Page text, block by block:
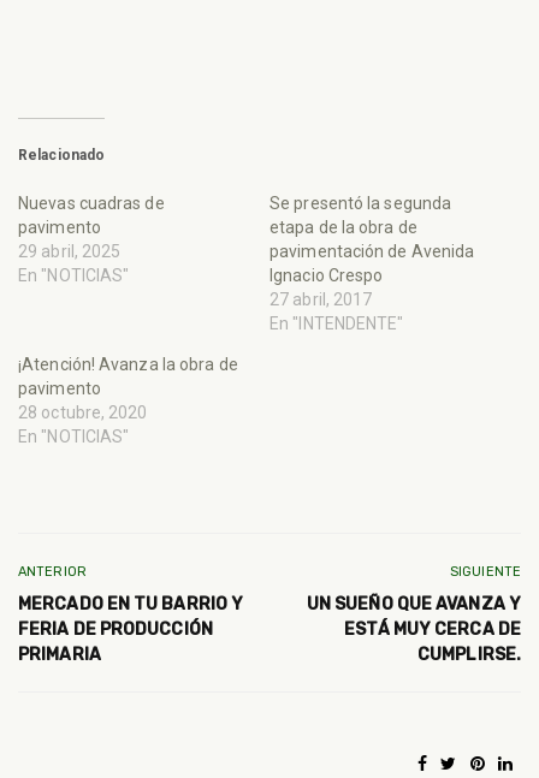
Relacionado
Nuevas cuadras de
pavimento
29 abril, 2025
En "NOTICIAS"
Se presentó la segunda
etapa de la obra de
pavimentación de Avenida
Ignacio Crespo
27 abril, 2017
En "INTENDENTE"
¡Atención! Avanza la obra de
pavimento
28 octubre, 2020
En "NOTICIAS"
ANTERIOR
MERCADO EN TU BARRIO Y
FERIA DE PRODUCCIÓN
PRIMARIA
SIGUIENTE
UN SUEÑO QUE AVANZA Y
ESTÁ MUY CERCA DE
CUMPLIRSE.